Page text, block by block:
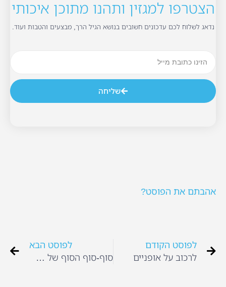
הצטרפו למגזין ותהנו מתוכן איכותי
נדאג לשלוח לכם עדכונים חשובים בנושא הגיל הרך, מבצעים והטבות ועוד.
שליחה
אהבתם את הפוסט?
לפוסט הקודם
לרכוב על אופניים
לפוסט הבא
סוף-סוף הסוף של שומן הטראנס